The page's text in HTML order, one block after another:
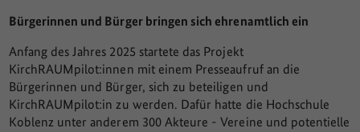
Bürgerinnen und Bürger bringen sich ehrenamtlich ein
Anfang des Jahres 2025 startete das Projekt
KirchRAUMpilot:innen mit einem Presseaufruf an die
Bürgerinnen und Bürger, sich zu beteiligen und
KirchRAUMpilot:in zu werden. Dafür hatte die Hochschule
Koblenz unter anderem 300 Akteure - Vereine und potentielle